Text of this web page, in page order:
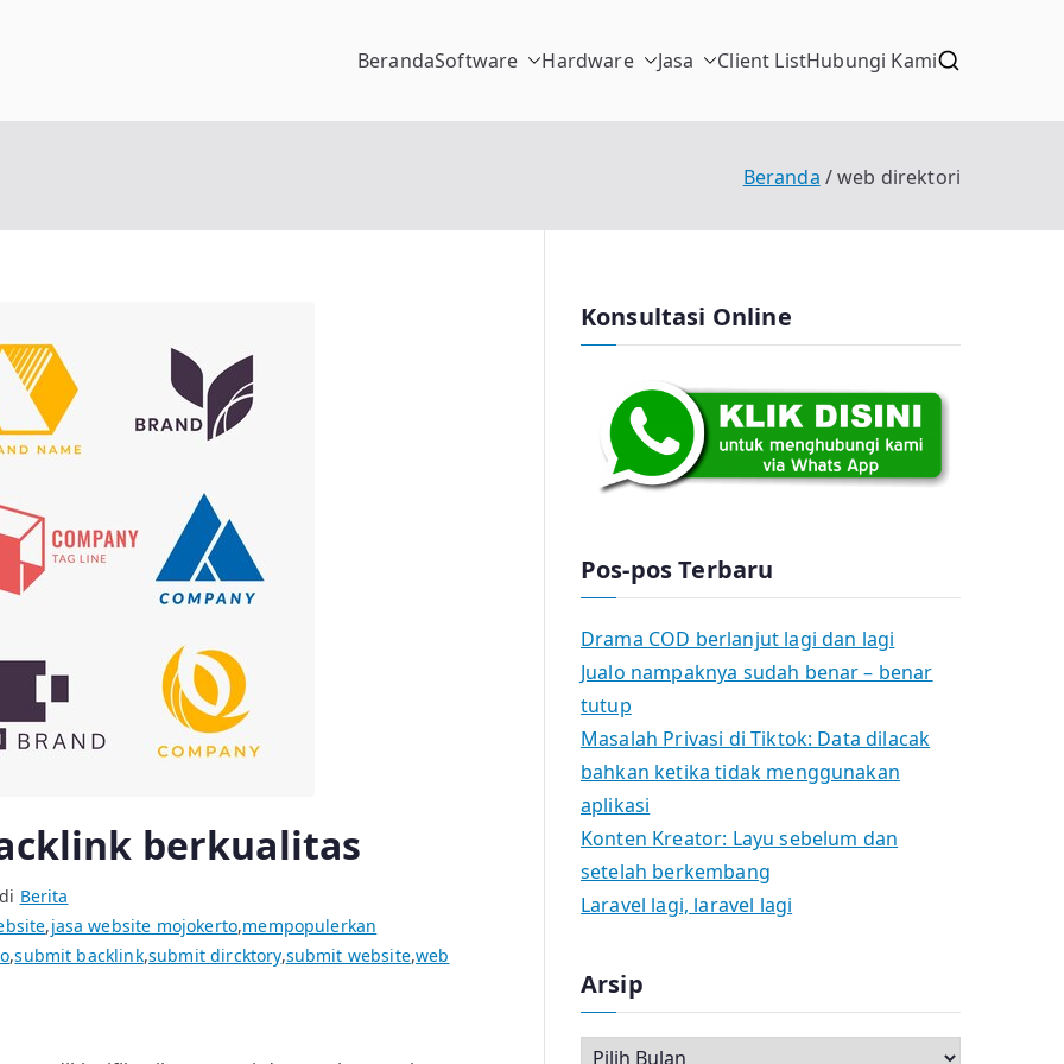
BerandaSoftware Hardware Jasa Client ListHubungi Kami
Beranda web direktori
berkualitas
Berita
,jasa website mojokerto,mempopulerkan
,submit backlink,submit dircktory,submit website,web
Konsultasi Online
Pos-pos Terbaru
Drama COD berlanjut lagi dan lagi
Jualo nampaknya sudah benar – benar
tutup
Masalah Privasi di Tiktok: Data dilacak
bahkan ketika tidak menggunakan
aplikasi
Konten Kreator: Layu sebelum dan
setelah berkembang
Laravel lagi, laravel lagi
Arsip